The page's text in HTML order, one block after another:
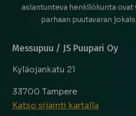
asiantunteva henkilökunta ovat
parhaan puutavaran
Messupuu / JS Puupari Oy
Kyläojankatu 21
33700 Tampere
Katso sijainti kartalla